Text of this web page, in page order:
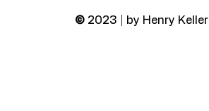
©2023 | by Henry Keller